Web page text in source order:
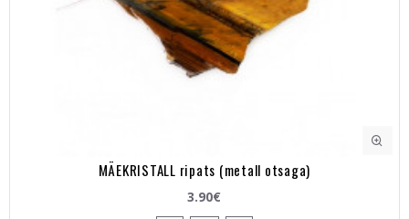
MÄEKRISTALL ripats (metall otsaga)
3.90€